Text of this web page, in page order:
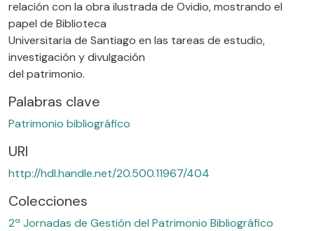
relación con la obra ilustrada de Ovidio, mostrando el
papel de Biblioteca
Universitaria de Santiago en las tareas de estudio,
investigación y divulgación
del patrimonio.
Palabras clave
Patrimonio bibliográfico
URI
http://hdl.handle.net/20.500.11967/404
Colecciones
2ª Jornadas de Gestión del Patrimonio Bibliográfico